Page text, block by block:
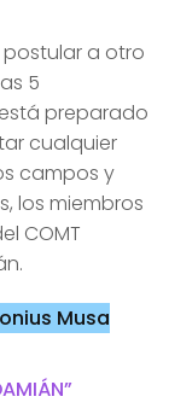
a otro
5
está preparado
cualquier
campos y
los miembros
COMT
Musa